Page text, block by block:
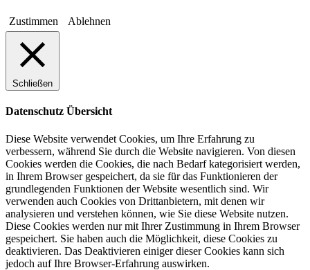
Zustimmen Ablehnen
Schließen
Datenschutz Übersicht
Diese Website verwendet Cookies, um Ihre Erfahrung zu
verbessern, während Sie durch die Website navigieren. Von diesen
Cookies werden die Cookies, die nach Bedarf kategorisiert werden,
in Ihrem Browser gespeichert, da sie für das Funktionieren der
grundlegenden Funktionen der Website wesentlich sind. Wir
verwenden auch Cookies von Drittanbietern, mit denen wir
analysieren und verstehen können, wie Sie diese Website nutzen.
Diese Cookies werden nur mit Ihrer Zustimmung in Ihrem Browser
gespeichert. Sie haben auch die Möglichkeit, diese Cookies zu
deaktivieren. Das Deaktivieren einiger dieser Cookies kann sich
jedoch auf Ihre Browser-Erfahrung auswirken.